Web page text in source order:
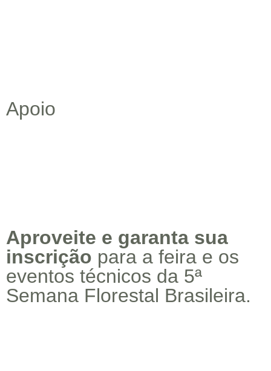
Apoio
Aproveite e garanta sua
inscrição para a feira e os
eventos técnicos da 5ª
Semana Florestal Brasileira.